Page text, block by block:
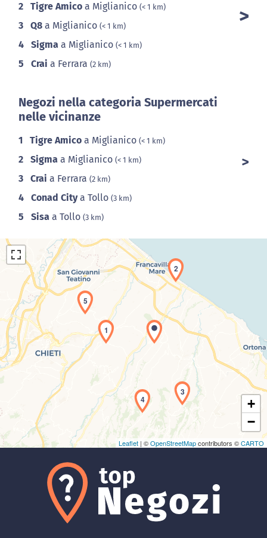
2 Tigre Amico a Miglianico (< 1 km)
3 Q8 a Miglianico (< 1 km)
4 Sigma a Miglianico (< 1 km)
5 Crai a Ferrara (2 km)
Negozi nella categoria Supermercati
nelle vicinanze
1 Tigre Amico a Miglianico (< 1 km)
2 Sigma a Miglianico (< 1 km)
3 Crai a Ferrara (2 km)
4 Conad Citya Tollo (3 km)
5 Sisa a Tollo (3 km)
Caricamento della carta in corso...
1
2
3
4
5
+
−
Leaflet | ©OpenStreetMapcontributors ©CARTO